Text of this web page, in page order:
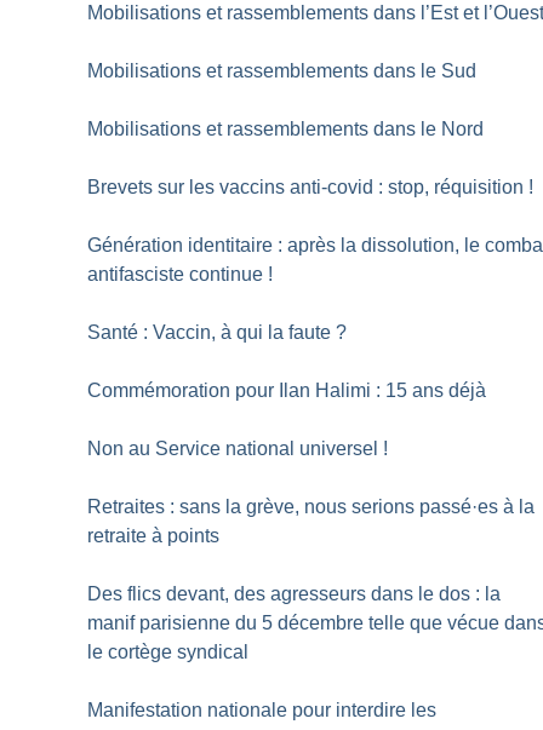
Mobilisations et rassemblements dans l’Est et
Mobilisations et rassemblements dans le Sud
Mobilisations et rassemblements dans le Nord
Brevets sur les vaccins anti-covid : stop, réquisition !
Génération identitaire : après la dissolution, le
antifasciste continue !
Santé : Vaccin, à qui la faute ?
Commémoration pour Ilan Halimi : 15 ans déjà
Non au Service national universel !
Retraites : sans la grève, nous serions passé·es à la
retraite à points
Des flics devant, des agresseurs dans le dos : la
manif parisienne du 5 décembre telle que vécue
le cortège syndical
Manifestation nationale pour interdire les